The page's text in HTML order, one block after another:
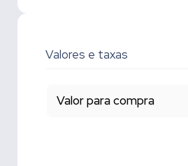
Valores e taxas
Valor para compra